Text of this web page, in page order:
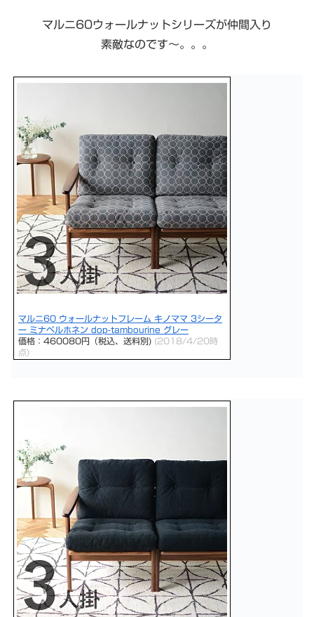
マルニ60ウォールナットシリーズが仲間入り
素敵なのです〜。。。
マルニ60 ウォールナットフレーム キノママ 3シータ
ー ミナペルホネン dop-tambourine グレー
価格：460080円（税込、送料別) (2018/4/20時
点)